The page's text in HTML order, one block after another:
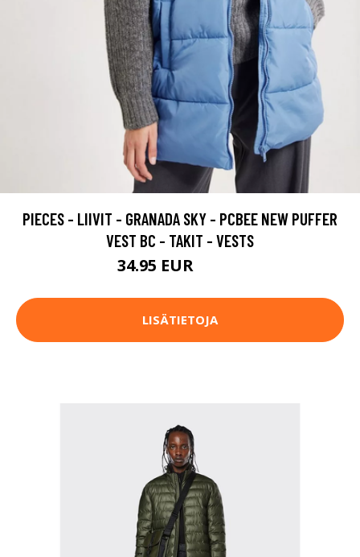
PIECES - LIIVIT - GRANADA SKY - PCBEE NEW PUFFER
VEST BC - TAKIT - VESTS
34.95 EUR
LISÄTIETOJA